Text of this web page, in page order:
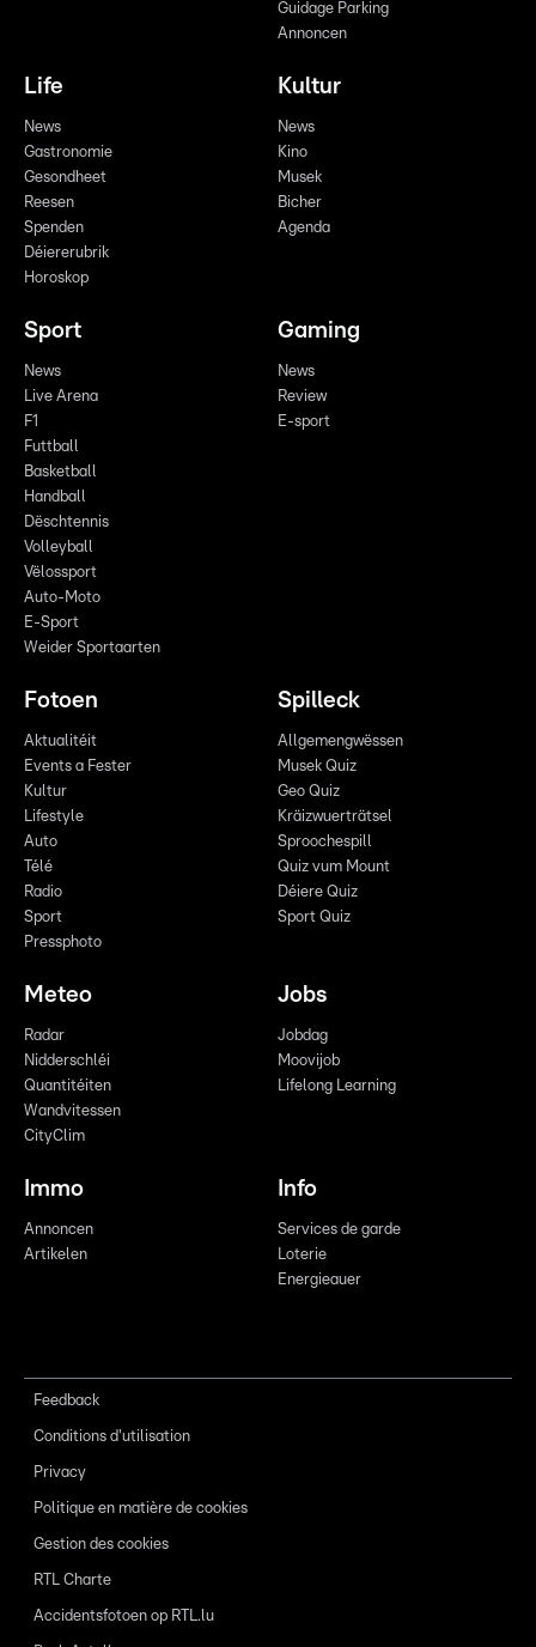
Guidage Parking
Annoncen
Life
News
Gastronomie
Gesondheet
Reesen
Spenden
Déiererubrik
Horoskop
Kultur
News
Kino
Musek
Bicher
Agenda
Sport
News
Live Arena
F1
Futtball
Basketball
Handball
Dëschtennis
Volleyball
Vëlossport
Auto-Moto
E-Sport
Weider Sportaarten
Gaming
News
Review
E-sport
Fotoen
Aktualitéit
Events a Fester
Kultur
Lifestyle
Auto
Télé
Radio
Sport
Pressphoto
Spilleck
Allgemengwëssen
Musek Quiz
Geo Quiz
Kräizwuerträtsel
Sproochespill
Quiz vum Mount
Déiere Quiz
Sport Quiz
Meteo
Radar
Nidderschléi
Quantitéiten
Wandvitessen
CityClim
Jobs
Jobdag
Moovijob
Lifelong Learning
Immo
Annoncen
Artikelen
Info
Services de garde
Loterie
Energieauer
Feedback
Conditions d'utilisation
Privacy
Politique en matière de cookies
Gestion des cookies
RTL Charte
Accidentsfotoen op RTL.lu